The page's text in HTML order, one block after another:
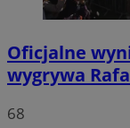
Oficjalne
wygrywa
68